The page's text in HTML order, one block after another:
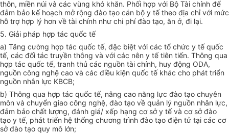
thôn, miền núi và các vùng khó khăn. Phối hợp với Bộ Tài chính để
đảm bảo kế hoạch mở rộng đào tạo cán bộ y tế theo địa chỉ với mức
hỗ trợ hợp lý hơn về tài chính như chi phí đào tạo, ăn ở, đi lại.
5. Giải pháp hợp tác quốc tế
a) Tăng cường hợp tác quốc tế, đặc biệt với các tổ chức y tế quốc
tế, các đối tác truyền thông và với các nên y tế tiên tiến. Thông qua
hợp tác quốc tế, tranh thủ các nguồn tài chính, huy động ODA,
nguồn công nghệ cao và các điều kiện quốc tế khác cho phát triển
nguồn nhân lực KBCB;
b) Thông qua hợp tác quốc tế, nâng cao năng lực đào tạo chuyên
môn và chuyển giao công nghệ, đào tạo về quản lý nguồn nhân lực,
đảm bảo chất lượng, đánh giá/ xếp hạng cơ sở y tế và cơ sở đào
tạo y tế, phát triển hệ thống chương trình đào tạo điện tử tại các cơ
sở đào tạo quy mô lớn;